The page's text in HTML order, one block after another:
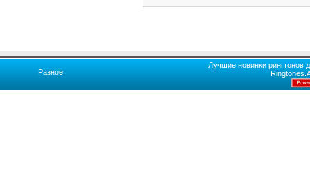
Разное
Лучшие новинки рингтонов